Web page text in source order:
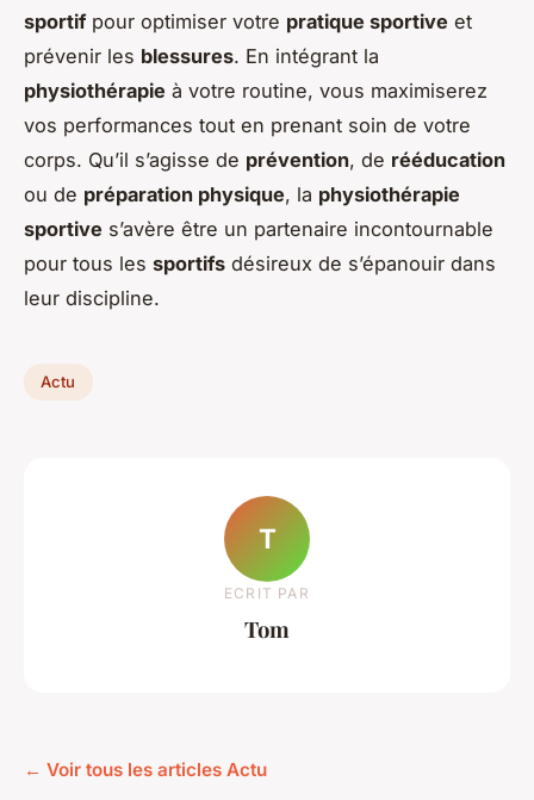
sportifpour optimiser votre pratique sportive et
prévenir les blessures. En intégrant la
physiothérapie à votre routine, vous maximiserez
vos performances tout en prenant soin de votre
corps. Qu’il s’agisse de prévention, de rééducation
ou de préparation physique, la physiothérapie
sportive s’avère être un partenaire incontournable
pour tous les sportifs désireux de s’épanouir dans
leur discipline.
Actu
T
ECRIT PAR
Tom
← Voir tous les articles Actu